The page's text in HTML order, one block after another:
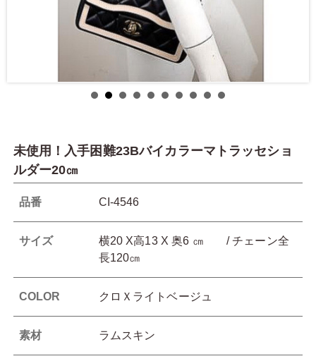
未使用！入手困難23Bバイカラーマトラッセショ
ルダー20㎝
品番 CI-4546
サイズ
横20 X高13 X 奥6 ㎝ / チェーン全
長120㎝
COLOR クロＸライトベージュ
素材 ラムスキン